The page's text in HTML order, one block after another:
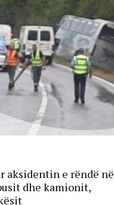
aksidentin e rëndë në
dhe kamionit,